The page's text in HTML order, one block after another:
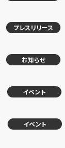
プレスリリース
お知らせ
イベント
イベント